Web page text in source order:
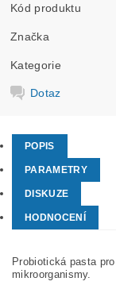
Kód produktu
Značka
Kategorie
Dotaz
POPIS
PARAMETRY
DISKUZE
HODNOCENÍ
Probiotická pasta
mikroorganismy.